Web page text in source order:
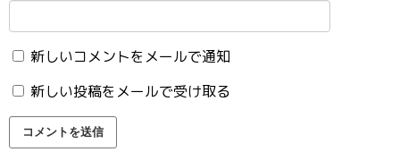
新しいコメントをメールで通知
新しい投稿をメールで受け取る